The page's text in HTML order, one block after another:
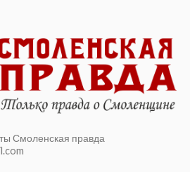
Смоленская правда